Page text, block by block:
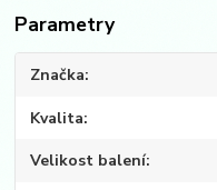
Parametry
Značka
Kvalita
Velikost balení